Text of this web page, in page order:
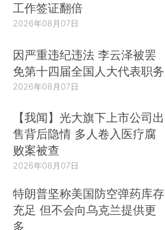
工作签证翻倍
2026年08月07日
因严重违纪违法 李云泽被罢
免第十四届全国人大代表职务
2026年08月07日
【我闻】光大旗下上市公司出
售背后隐情 多人卷入医疗腐
败案被查
2026年08月07日
特朗普坚称美国防空弹药库存
充足 但不会向乌克兰提供更
多